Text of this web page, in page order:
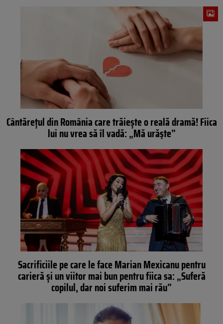
Cântărețul din România care trăiește o reală dramă! Fiica
lui nu vrea să îl vadă: „Mă urăște”
Sacrificiile pe care le face Marian Mexicanu pentru
carieră și un viitor mai bun pentru fiica sa: „Suferă
copilul, dar noi suferim mai rău”